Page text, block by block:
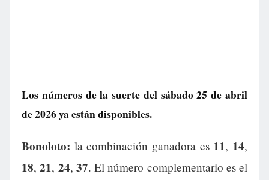
Los números de la suerte del sábado 25 de abril
de 2026 ya están disponibles.
Bonoloto: la combinación ganadora es 11, 14,
18,21, 24, 37. El número complementario es el